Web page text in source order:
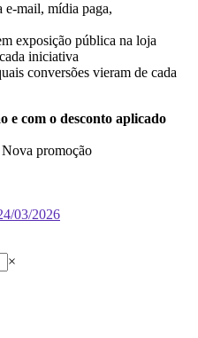
e-mail, mídia paga,
exposição pública na loja
iniciativa
conversões vieram de cada
e com o desconto aplicado
promoção
03/2026
×